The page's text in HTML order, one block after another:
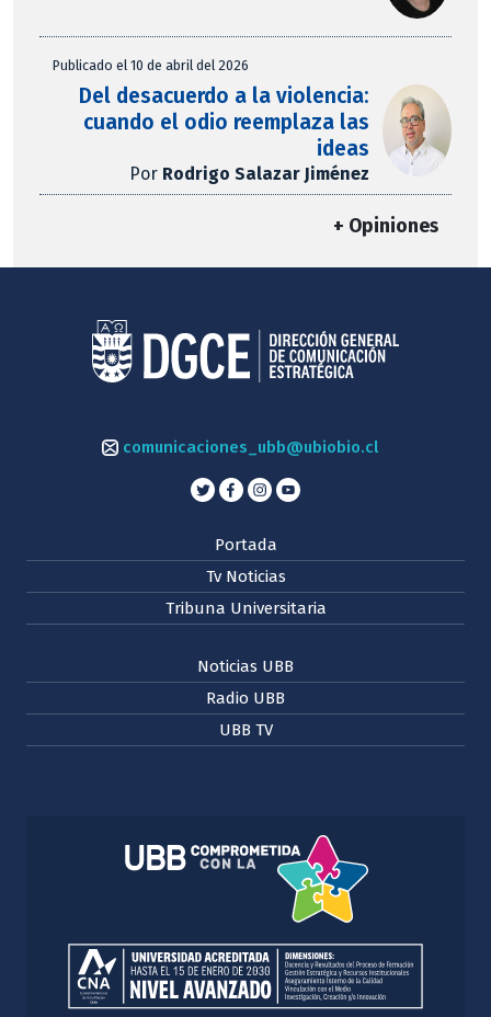
Publicado el 10 de abril del 2026
Del desacuerdo a la violencia:
cuando el odio reemplaza las
ideas
Por Rodrigo Salazar Jiménez
+ Opiniones
comunicaciones_ubb@ubiobio.cl
Portada
Tv Noticias
Tribuna Universitaria
Noticias UBB
Radio UBB
UBB TV